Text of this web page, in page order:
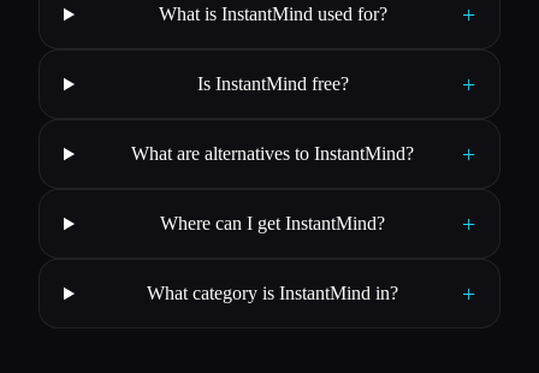
What is InstantMind used for? +
Is InstantMind free? +
What are alternatives to InstantMind? +
Where can I get InstantMind? +
What category is InstantMind in? +